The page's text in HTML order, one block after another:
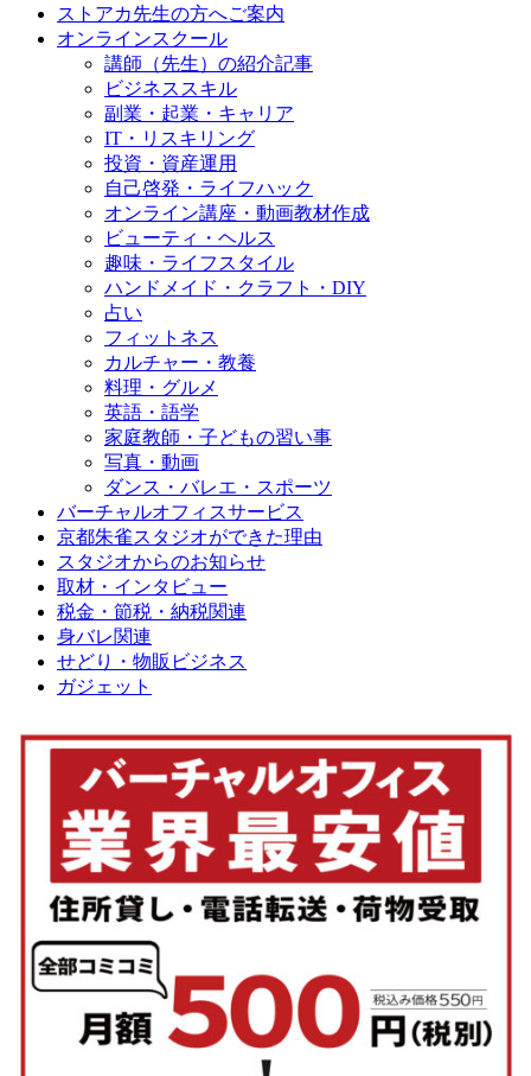
ストアカ先生の方へご案内
オンラインスクール
講師（先生）の紹介記事
ビジネススキル
副業・起業・キャリア
IT・リスキリング
投資・資産運用
自己啓発・ライフハック
オンライン講座・動画教材作成
ビューティ・ヘルス
趣味・ライフスタイル
ハンドメイド・クラフト・DIY
占い
フィットネス
カルチャー・教養
料理・グルメ
英語・語学
家庭教師・子どもの習い事
写真・動画
ダンス・バレエ・スポーツ
バーチャルオフィスサービス
京都朱雀スタジオができた理由
スタジオからのお知らせ
取材・インタビュー
税金・節税・納税関連
身バレ関連
せどり・物販ビジネス
ガジェット